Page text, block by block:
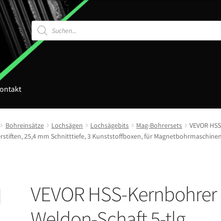
Products
search
Bohreinsätze Lochsägen Lochsägebits Mag-Bohrersets
VEVOR
25,4 mm Schnitttiefe, 3 Kunststoffboxen, für
VEVOR HSS-Kernbohrer